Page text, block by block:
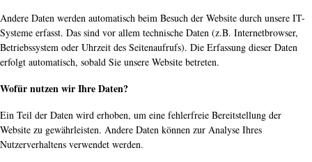
Andere Daten werden automatisch beim Besuch der Website durch unsere IT-
Systeme erfasst. Das sind vor allem technische Daten (z.B. Internetbrowser,
Betriebssystem oder Uhrzeit des Seitenaufrufs). Die Erfassung dieser Daten
erfolgt automatisch, sobald Sie unsere Website betreten.
Wofür nutzen wir Ihre Daten?
Ein Teil der Daten wird erhoben, um eine fehlerfreie Bereitstellung der
Website zu gewährleisten. Andere Daten können zur Analyse Ihres
Nutzerverhaltens verwendet werden.